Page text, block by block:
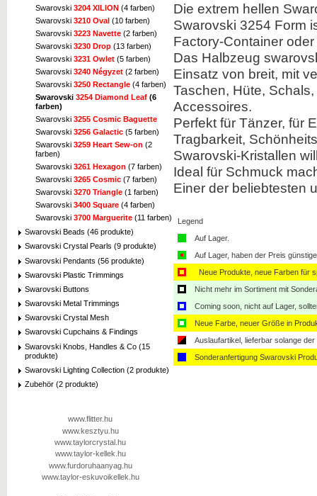
Swarovski 3204 XILION (4 farben)
Swarovski 3210 Oval (10 farben)
Swarovski 3223 Navette (2 farben)
Swarovski 3230 Drop (13 farben)
Swarovski 3231 Owlet (5 farben)
Swarovski 3240 Négyzet (2 farben)
Swarovski 3250 Rectangle (4 farben)
Swarovski 3254 Diamond Leaf (6
farben)
Swarovski 3255 Cosmic Baguette
Swarovski 3256 Galactic (5 farben)
Swarovski 3259 Heart Sew-on (2
farben)
Swarovski 3261 Hexagon (7 farben)
Swarovski 3265 Cosmic (7 farben)
Swarovski 3270 Triangle (1 farben)
Swarovski 3400 Square (4 farben)
Swarovski 3700 Marguerite (11 farben)
Swarovski Beads (46 produkte)
Swarovski Crystal Pearls (9 produkte)
Swarovski Pendants (56 produkte)
Swarovski Plastic Trimmings
Swarovski Buttons
Swarovski Metal Trimmings
Swarovski Crystal Mesh
Swarovski Cupchains & Findings
Swarovski Knobs, Handles & Co (15
produkte)
Swarovski Lighting Collection (2 produkte)
Zubehör (2 produkte)
www.flitter.hu
www.kesztyu.hu
www.taylorcrystal.hu
www.taylor-kellek.hu
www.furdoruhaanyag.hu
www.taylor-eskuvoikellek.hu
Die extrem hellen
Swarovski 3254 Form
Factory-Container
Das Halbzeug
Einsatz von breit, mit
Taschen, Hüte,
Accessoires.
Perfekt für Tänzer, für
Tragbarkeit,
Swarovski-Kristallen
Ideal für Schmuck
Einer der beliebtesten
Legend
Auf Lager.
Auf Lager, haben der Preis
Neue Produkte, neue Farben für
Nicht mehr im Sortiment mit
Coming soon, nicht auf Lager,
Neue Farbe, neuer Größe in
Auslaufartikel, lieferbar solange der
Sonderanfertigung Swarovski